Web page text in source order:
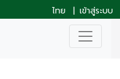
ไทย | เข้าสู่ระบบ